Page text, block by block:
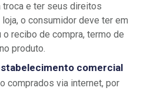
troca e ter seus direitos
o consumidor deve ter em
recibo de compra, termo de
produto.
comercial
comprados via internet, por